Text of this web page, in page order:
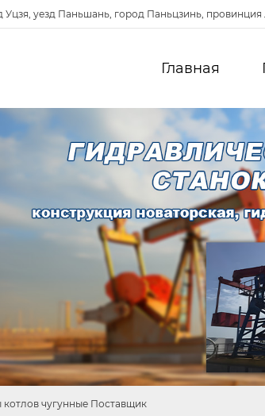
Уцзя, уезд Паньшань, город Паньцзинь,
Главная
чугунные Поставщик